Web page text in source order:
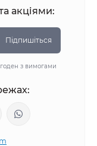
акціями:
Підпишіться
з вимогами